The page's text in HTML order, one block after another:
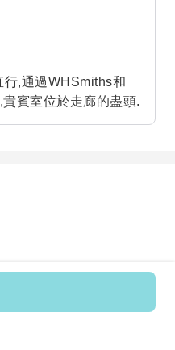
,通過WHSmiths和
賓室位於走廊的盡頭.
597509